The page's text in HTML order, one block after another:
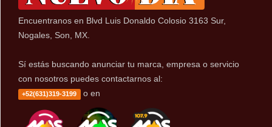
Encuentranos en Blvd Luis Donaldo Colosio 3163 Sur,
Nogales, Son, MX.
Sí estás buscando anunciar tu marca, empresa o servicio
con nosotros puedes contactarnos al:
+52(631)319-3199 o en